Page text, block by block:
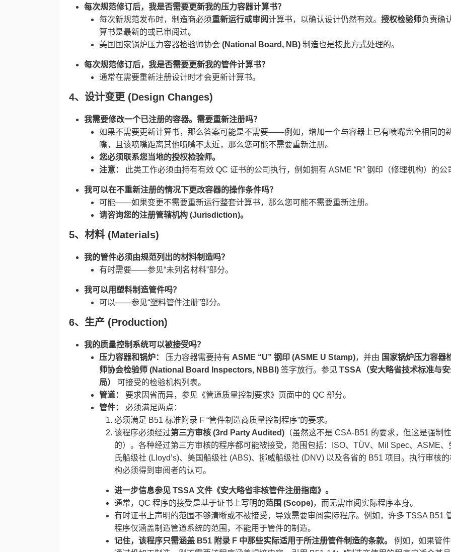
每次规范修订后，我是否需要更新我的压力容器计算书？​
每次新规范发布时，制造商必须重新运行或审阅计算书，以确认设计仍然有效。​ 授权检验师负责确
算书是最新的或已审阅过。
美国国家锅炉压力容器检验师协会 ​ ​(National Board, NB)​ ​ 制造也是按此方式处理的。
每次规范修订后，我是否需要更新我的管件计算书？​
通常在需要重新注册设计时才会更新计算书。
4、 设计变更 (Design Changes)​
我需要修改一个已注册的容器。需要重新注册吗？​
如果不需要更新计算书，那么答案可能是不需要——例如，增加一个与容器上已有喷嘴完全相同的
嘴，且该喷嘴距离其他喷嘴不太近，那么您可能不需要重新注册。
您必须联系您当地的授权检验师。​
注意：​
此类工作必须由持有有效 QC 证书的公司执行，例如拥有 ASME “R” 钢印（修理机构）的公
我可以在不重新注册的情况下更改容器的操作条件吗？​
可能——如果变更不需要重新运行整套计算书，那么您可能不需要重新注册。
请咨询您的注册管辖机构 (Jurisdiction)。​
​5、 材料 (Materials)​
我的管件必须由规范列出的材料制造吗？​
有时需要——参见“未列名材料”部分。
我可以用塑料制造管件吗？​
可以——参见“塑料管件注册”部分。
6、 生产 (Production)​
我的质量控制系统可以被接受吗？​
压力容器和锅炉：​
​ 压力容器需要持有 ​ ASME “U” 钢印 (ASME U Stamp)​，并由 ​ 国家锅炉压力容器
师协会检验师 (National Board Inspectors, NBBI)​ ​ 签字放行。参见 ​ TSSA（安大略省技术标准与
局）​
​ 可接受的检验机构列表。
管道：​
​ 要求因省而异，参见《管道质量控制要求》页面中的 QC 部分。
管件：​
​ 必须满足两点：
必须满足 B51 标准附录 F “管件制造商质量控制程序”的要求。
该程序必须经过第三方审核 (3rd Party Audited)​ ​（虽然这不是 CSA-B51 的要求，但这是强制性
的）。各种经过第三方审核的程序都可能被接受，范围包括：ISO、TÜV、Mil Spec、ASME、
氏船级社 (Lloyd’s)、美国船级社 (ABS)、挪威船级社 (DNV) 以及各省的 B51 项目。执行审核
构必须得到审阅者的认可。
进一步信息参见 TSSA 文件《安大略省非核管件注册指南》。​
通常，QC 程序的接受是基于证书上写明的范围 (Scope)​，而无需审阅实际程序本身。
有时证书上声明的范围不够清晰或不被接受，导致需要审阅实际程序。例如，许多 TSSA B51
程序仅涵盖制造管道系统的范围，不能用于管件的制造。
记住，该程序只需涵盖 B51 附录 F 中那些实际适用于所注册管件制造的条款。​
例如，如果管